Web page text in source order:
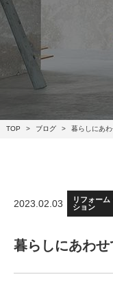
TOP ブログ 暮らしにあ
2023.02.03
リフォーム
ション
暮らしにあわ